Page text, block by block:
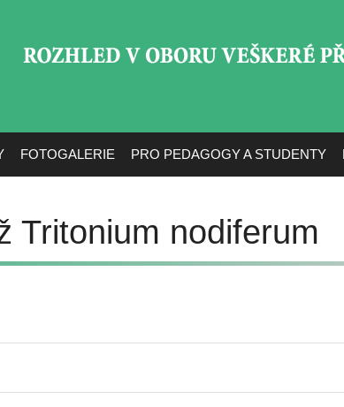
FOTOGALERIE PRO PEDAGOGY A STUDENTY
Tritonium nodiferum